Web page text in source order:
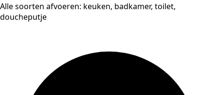
Alle soorten afvoeren: keuken, badkamer, toilet,
doucheputje